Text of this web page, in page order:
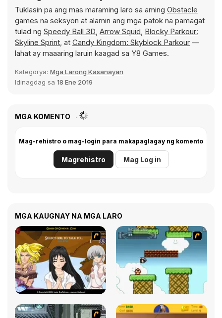
Tuklasin pa ang mas maraming laro sa aming Obstacle
games na seksyon at alamin ang mga patok na pamagat
tulad ng Speedy Ball 3D, Arrow Squid, Blocky Parkour:
Skyline Sprint, at Candy Kingdom: Skyblock Parkour —
lahat ay maaaring laruin kaagad sa Y8 Games.
Kategorya: Mga Larong Kasanayan
Idinagdag sa 18 Ene 2019
MGA KOMENTO
Mag-rehistro o mag-login para makapaglagay ng komento
Magrehistro Mag Log in
MGA KAUGNAY NA MGA LARO